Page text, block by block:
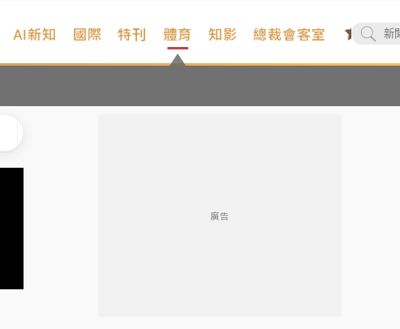
AI新知 國際 特刊 體育 知影 總裁會客室
廣告